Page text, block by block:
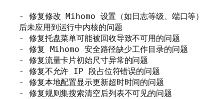
- 修复修改 Mihomo 设置（如日志等级、端口等）
后未应用到运行中内核的问题
- 修复托盘菜单可能被回收导致不可用的问题
- 修复 Mihomo 安全路径缺少工作目录的问题
- 修复流量卡片初始尺寸异常的问题
- 修复不允许 IP 段占位符错误的问题
- 修复本地配置显示更新超时时间的问题
- 修复规则集搜索清空后列表不可见的问题